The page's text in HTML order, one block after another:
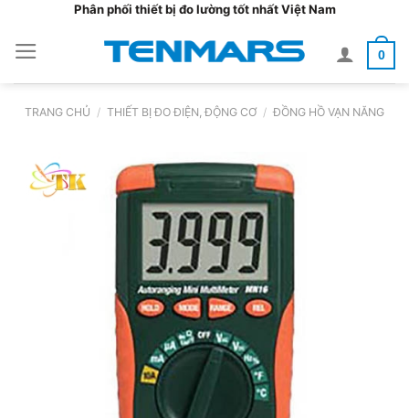
nội
dung
Phân phối thiết bị đo lường tốt nhất Việt Nam
0
TRANG CHỦ / THIẾT BỊ ĐO ĐIỆN, ĐỘNG CƠ / ĐỒNG HỒ VẠN NĂNG